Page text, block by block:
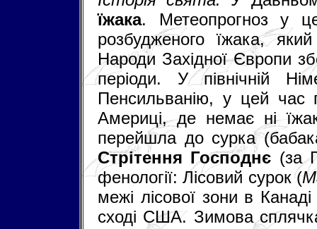
їжака. Метеопрогноз у
розбудженого їжака,
Народи Західної Європи
періоди. У північній
Пенсильванію, у цей час
Америці, де немає ні
перейшла до сурка
Стрітення Господнє (за
фенології: Лісовий сурок (
межі лісової зони в
сході США. Зимова сплячка